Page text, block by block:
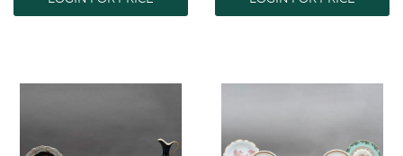
con elementos flor...
Pintado a mano